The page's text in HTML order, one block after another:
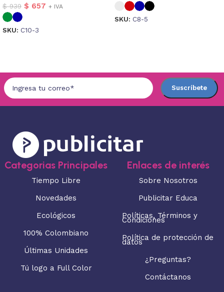
$939 $ 657 + IVA
SKU: C10-3
SKU: C8-5
Categorias Principales
Tiempo Libre
Novedades
Ecológicos
100% Colombiano
Últimas Unidades
Tú logo a Full Color
Enlaces de interés
Sobre Nosotros
Publicitar Educa
Políticas, Términos y
Condiciones
Política de protección de
datos
¿Preguntas?
Contáctanos